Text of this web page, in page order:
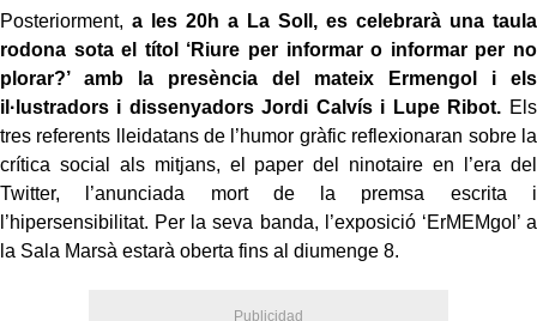
Posteriorment, a les 20h a La Soll, es celebrarà una taula
rodona sota el títol ‘Riure per informar o informar per no
plorar?’ amb la presència del mateix Ermengol i els
il·lustradors i dissenyadors Jordi Calvís i Lupe Ribot. Els
tres referents lleidatans de l’humor gràfic reflexionaran sobre la
crítica social als mitjans, el paper del ninotaire en l’era del
Twitter, l’anunciada mort de la premsa escrita i
l’hipersensibilitat. Per la seva banda, l’exposició ‘ErMEMgol’ a
la Sala Marsà estarà oberta fins al diumenge 8.